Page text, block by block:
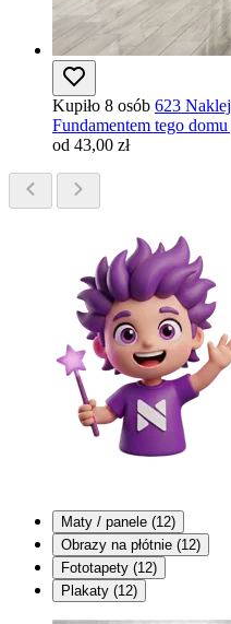
Kupiło 8 osób 623
Fundamentem tego domu
od 43,00 zł
Maty / panele (12)
Obrazy na płótnie (12)
Fototapety (12)
Plakaty (12)